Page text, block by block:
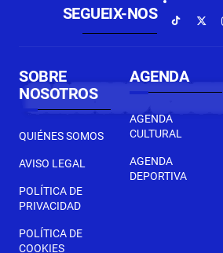
SEGUEIX-NOS
SOBRE
NOSOTROS
QUIÉNES SOMOS
AVISO LEGAL
POLÍTICA DE
PRIVACIDAD
POLÍTICA DE
COOKIES
AGENDA
AGENDA
CULTURAL
AGENDA
DEPORTIVA